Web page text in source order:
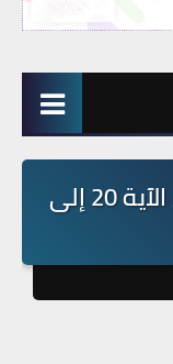
47- تفسير سورة محمد من الآية 20 إلى